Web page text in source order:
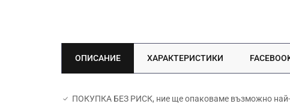
ОПИСАНИЕ ХАРАКТЕРИСТИКИ
ПОКУПКА БЕЗ РИСК, ние ще опаковаме възможно най-